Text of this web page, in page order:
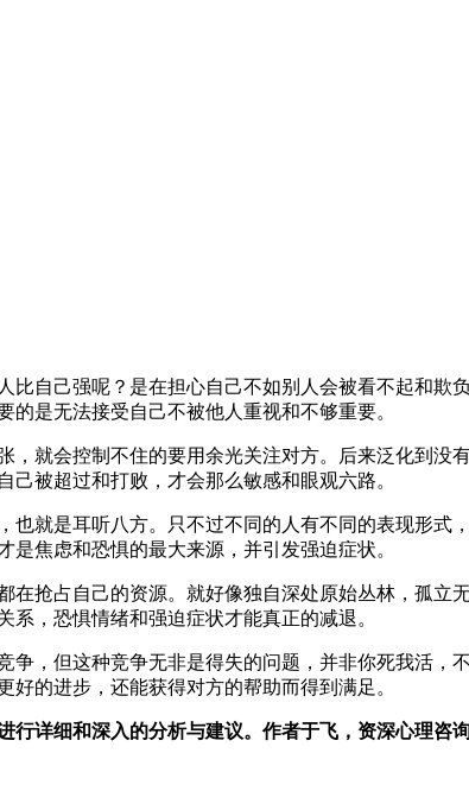
自己强呢？是在担心自己不如别人会被看不起和欺
是无法接受自己不被他人重视和不够重要。
就会控制不住的要用余光关注对方。后来泛化到没
被超过和打败，才会那么敏感和眼观六路。
就是耳听八方。只不过不同的人有不同的表现形式
焦虑和恐惧的最大来源，并引发强迫症状。
抢占自己的资源。就好像独自深处原始丛林，孤立
，恐惧情绪和强迫症状才能真正的减退。
争，但这种竞争无非是得失的问题，并非你死我活，
的进步，还能获得对方的帮助而得到满足。
详细和深入的分析与建议。作者于飞，资深心理咨